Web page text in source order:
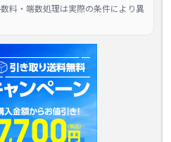
料・端数処理は実際の条件により異